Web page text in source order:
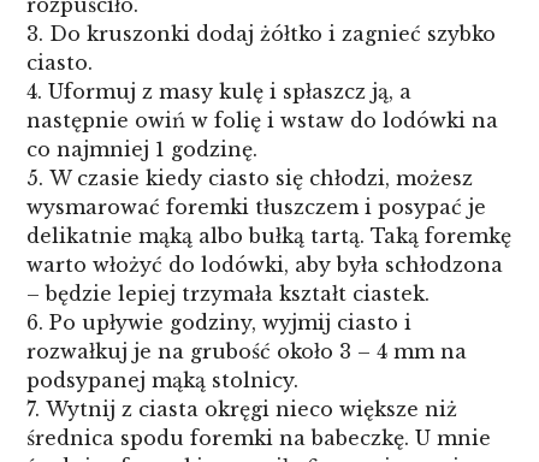
rozpuściło.
Do kruszonki dodaj żółtko i zagnieć szybko
ciasto.
Uformuj z masy kulę i spłaszcz ją, a
następnie owiń w folię i wstaw do lodówki na
co najmniej 1 godzinę.
W czasie kiedy ciasto się chłodzi, możesz
wysmarować foremki tłuszczem i posypać je
delikatnie mąką albo bułką tartą. Taką foremkę
warto włożyć do lodówki, aby była schłodzona
– będzie lepiej trzymała kształt ciastek.
Po upływie godziny, wyjmij ciasto i
rozwałkuj je na grubość około 3 – 4 mm na
podsypanej mąką stolnicy.
Wytnij z ciasta okręgi nieco większe niż
średnica spodu foremki na babeczkę. U mnie